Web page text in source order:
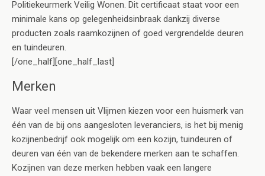
Politiekeurmerk Veilig Wonen. Dit certificaat staat voor een
minimale kans op gelegenheidsinbraak dankzij diverse
producten zoals raamkozijnen of goed vergrendelde deuren
en tuindeuren.
[/one_half][one_half_last]
Merken
Waar veel mensen uit Vlijmen kiezen voor een huismerk van
één van de bij ons aangesloten leveranciers, is het bij menig
kozijnenbedrijf ook mogelijk om een kozijn, tuindeuren of
deuren van één van de bekendere merken aan te schaffen.
Kozijnen van deze merken hebben vaak een langere